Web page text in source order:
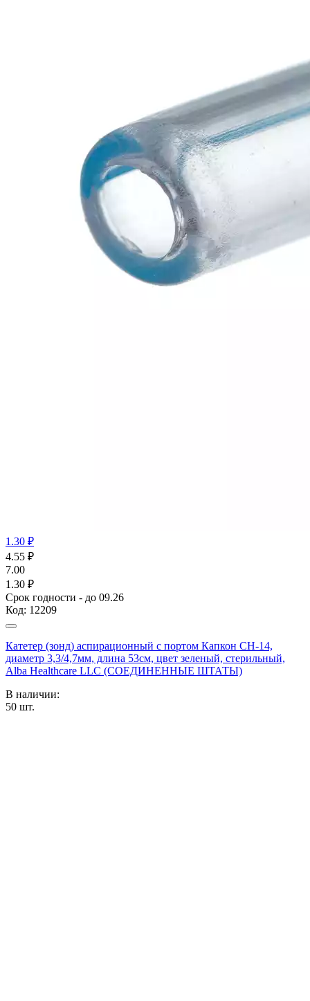
1.30 ₽
4.55 ₽
7.00
1.30 ₽
Срок годности - до 09.26
Код: 12209
Катетер (зонд) аспирационный с портом Капкон CH-14,
диаметр 3,3/4,7мм, длина 53см, цвет зеленый, стерильный,
Alba Healthcare LLC (СОЕДИНЕННЫЕ ШТАТЫ)
В наличии:
50 шт.